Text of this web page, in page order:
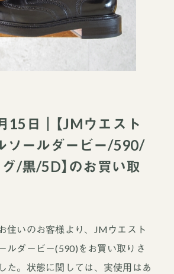
15日｜【JMウエスト
ソールダービー/590/
/黒/5D】のお買い取
住いのお客様より、JMウエスト
ルダービー(590)をお買い取りさ
た。状態に関しては、実使用はあ